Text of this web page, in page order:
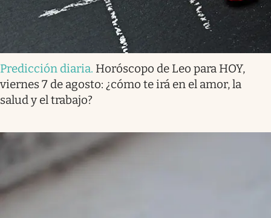
Predicción diaria. Horóscopo de Leo para HOY,
viernes 7 de agosto: ¿cómo te irá en el amor, la
salud y el trabajo?